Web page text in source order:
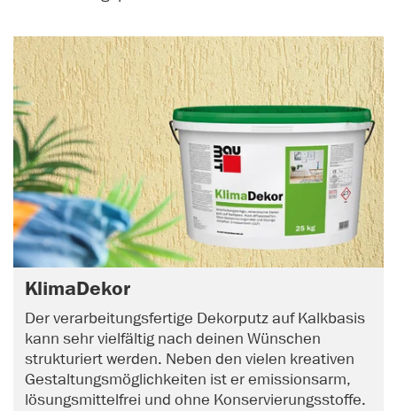
KlimaDekor
Der verarbeitungsfertige Dekorputz auf Kalkbasis
kann sehr vielfältig nach deinen Wünschen
strukturiert werden. Neben den vielen kreativen
Gestaltungsmöglichkeiten ist er emissionsarm,
lösungsmittelfrei und ohne Konservierungsstoffe.